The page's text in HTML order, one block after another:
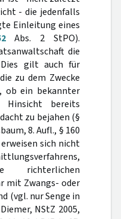
- die jedenfalls
Einleitung eines
Abs. 2 StPO).
die
Dies gilt auch für
zu dem Zwecke
ob ein bekannter
Hinsicht bereits
zu bejahen (§
8. Aufl., § 160
sich nicht
mit Zwangs- oder
(vgl. nur Senge in
NStZ 2005,